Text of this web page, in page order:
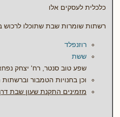
כלכלית לעסקים אלו
רשתות שומרות שבת שתוכלו לרכוש
רוזנפלד
ששת
שפע טוב סנטר, רח' יצחק נפחא 3 בני ברק 03-
וכן בחנויות הטמבור וברשתות
מזמינים התקנת שעון שבת